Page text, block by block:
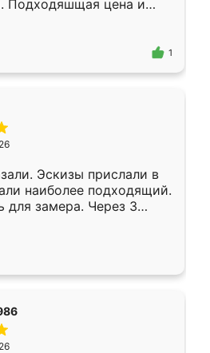
Подходяшщая цена и
Приехавший
Владислав
эскизу самый
1
Эскизы прислали в
наиболее подходящий.
для замера. Через 3
уже готова. Остались
Спасибо Ренессанс
работу!